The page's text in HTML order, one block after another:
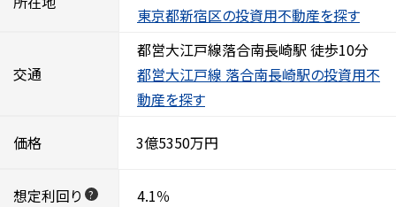
東京都新宿区の投資用不動産を探す
交通
都営大江戸線落合南長崎駅 徒歩10分
都営大江戸線 落合南長崎駅の投資用不
動産を探す
価格 3億5350万円
想定利回り ? 4.1％